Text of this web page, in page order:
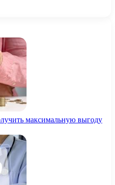
максимальную выгоду